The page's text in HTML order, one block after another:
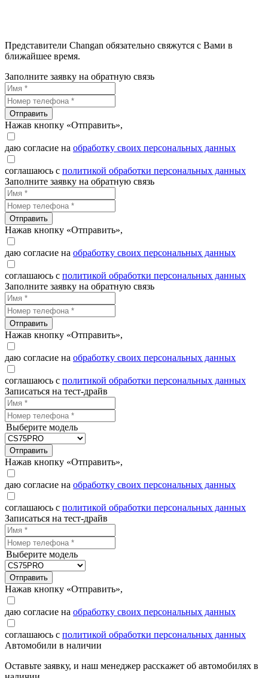
Представители Changan обязательно свяжутся с Вами в
ближайшее время.
Заполните заявку на обратную связь
Отправить
Нажав кнопку «Отправить»,
даю согласие на обработку своих персональных данных
соглашаюсь с политикой обработки персональных данных
Заполните заявку на обратную связь
Отправить
Нажав кнопку «Отправить»,
даю согласие на обработку своих персональных данных
соглашаюсь с политикой обработки персональных данных
Заполните заявку на обратную связь
Отправить
Нажав кнопку «Отправить»,
даю согласие на обработку своих персональных данных
соглашаюсь с политикой обработки персональных данных
Записаться на тест-драйв
Выберите модель
Отправить
Нажав кнопку «Отправить»,
даю согласие на обработку своих персональных данных
соглашаюсь с политикой обработки персональных данных
Записаться на тест-драйв
Выберите модель
Отправить
Нажав кнопку «Отправить»,
даю согласие на обработку своих персональных данных
соглашаюсь с политикой обработки персональных данных
Автомобили в наличии
Оставьте заявку, и наш менеджер расскажет об автомобилях в